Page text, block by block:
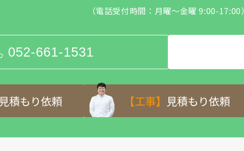
（電話受付時間：月曜～金曜 9:00-17:00）
052-661-1531
見積もり依頼 【工事】 見積もり依頼